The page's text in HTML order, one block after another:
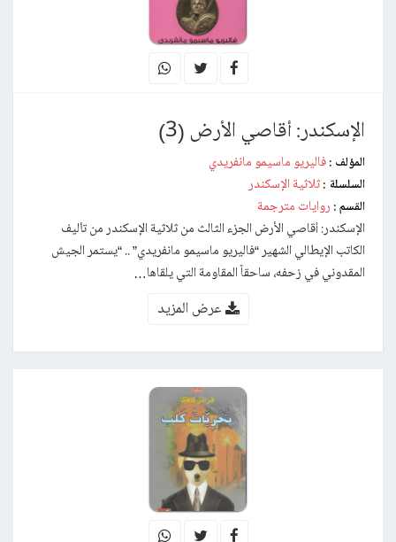
الإسكندر: أقاصي الأرض (3)
المؤلف : فاليريو ماسيمو مانفريدي
السلسلة : ثلاثية الإسكندر
القسم : روايات مترجمة
الإسكندر: أقاصي الأرض الجزء الثالث من ثلاثية الإسكندر من تأليف
الكاتب الإيطالي الشهير “فاليريو ماسيمو مانفريدي” .. “يستمر الجيش
المقدوني في زحفه، ساحقاً المقاومة التي يلقاها…
عرض المزيد